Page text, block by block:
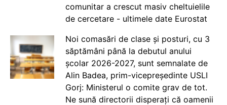
comunitar a crescut masiv cheltuielile
de cercetare - ultimele date Eurostat
Noi comasări de clase și posturi, cu 3
săptămâni până la debutul anului
școlar 2026-2027, sunt semnalate de
Alin Badea, prim-vicepreședinte USLI
Gorj: Ministerul o comite grav de tot.
Ne sună directorii disperați că oamenii